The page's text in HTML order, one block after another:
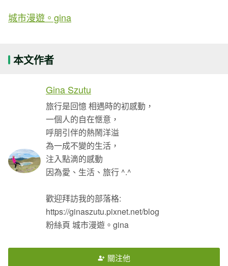
城市漫遊。gina
本文作者
Gina Szutu
旅行是回憶 相遇時的初感動，
一個人的自在愜意，
呼朋引伴的熱鬧洋溢
為一成不變的生活，
注入點滴的感動
因為愛、生活、旅行 ^.^
歡迎拜訪我的部落格:
https://ginaszutu.pixnet.net/blog
粉絲頁 城市漫遊。gina
關注他